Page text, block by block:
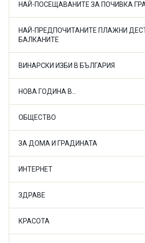
НАЙ-ПОСЕЩАВАНИТЕ ЗА ПОЧИВКА
НАЙ-ПРЕДПОЧИТАНИТЕ ПЛАЖНИ
БАЛКАНИТЕ
ВИНАРСКИ ИЗБИ В БЪЛГАРИЯ
НОВА ГОДИНА В...
ОБЩЕСТВО
ЗА ДОМА И ГРАДИНАТА
ИНТЕРНЕТ
ЗДРАВЕ
КРАСОТА